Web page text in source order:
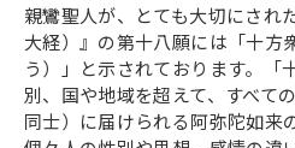
親鸞聖人が、とても大切にされ
大経）』の第十八願には「十方
う）」と示されております。「
別、国や地域を超えて、すべて
同士）に届けられる阿弥陀如来